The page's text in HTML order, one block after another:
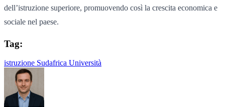
dell’istruzione superiore, promuovendo così la crescita economica e
sociale nel paese.
Tag:
istruzione Sudafrica Università